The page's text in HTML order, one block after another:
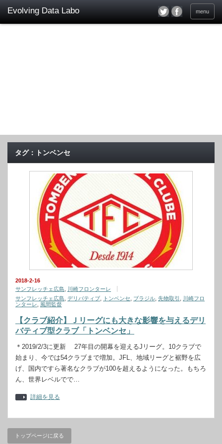
menu
タグ：トンベンセ
2018-2-16
サンフレッチェ広島
川崎フロンターレ
サンフレッチェ広島 デリバティブ トンベンセ ブラジル 先物取引
川崎フロ
ンターレ
風間監督
【クラブ紹介】Ｊリーグにも大きな影響を与えるデリ
バティブ型クラブ「トンベンセ」
＊2019/2/3に更新 27年目の開幕を迎えるJリーグ。10クラブで
始まり、今では54クラブまで増加。JFL、地域リーグと裾野を広
げ、国内ですら著名なクラブが100を超えるようになった。もちろ
ん、世界レベルでで…
詳細を見る
トップページに戻る